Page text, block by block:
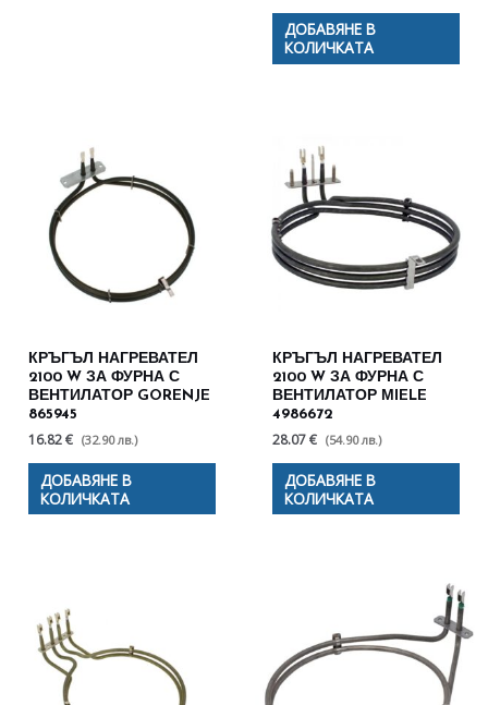
ДОБАВЯНЕ В
КОЛИЧКАТА
КРЪГЪЛ НАГРЕВАТЕЛ
2100 W ЗА ФУРНА С
ВЕНТИЛАТОР GORENJE
865945
16.82 € (32.90 лв.)
ДОБАВЯНЕ В
КОЛИЧКАТА
КРЪГЪЛ НАГРЕВАТЕЛ
2100 W ЗА ФУРНА С
ВЕНТИЛАТОР МIELE
4986672
28.07 € (54.90 лв.)
ДОБАВЯНЕ В
КОЛИЧКАТА